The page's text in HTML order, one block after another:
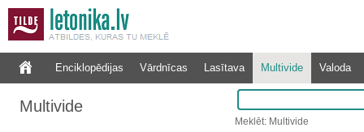
Enciklopēdijas Vārdnīcas Lasītava Multivide Valoda
Multivide
Meklēt: Multivide